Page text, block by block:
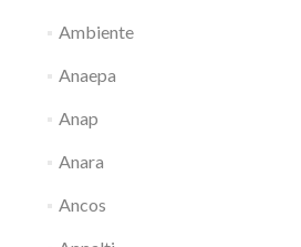
Ambiente
Anaepa
Anap
Anara
Ancos